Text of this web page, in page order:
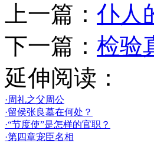
上一篇： 仆人
下一篇： 检验
延伸阅读：
·周礼之父周公
·留侯张良墓在何处？
·“节度使”是怎样的官职？
·第四章宠臣名相